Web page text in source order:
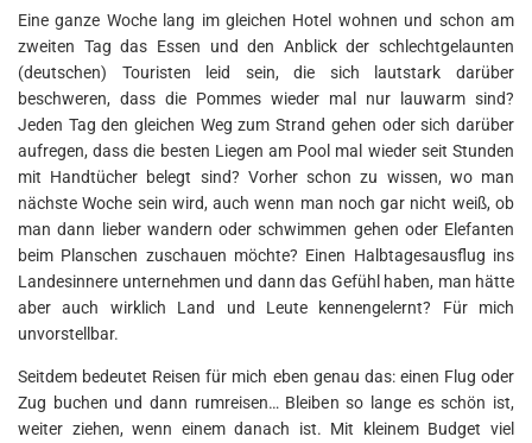
Eine ganze Woche lang im gleichen Hotel wohnen und schon am
zweiten Tag das Essen und den Anblick der schlechtgelaunten
(deutschen) Touristen leid sein, die sich lautstark darüber
beschweren, dass die Pommes wieder mal nur lauwarm sind?
Jeden Tag den gleichen Weg zum Strand gehen oder sich darüber
aufregen, dass die besten Liegen am Pool mal wieder seit Stunden
mit Handtücher belegt sind? Vorher schon zu wissen, wo man
nächste Woche sein wird, auch wenn man noch gar nicht weiß, ob
man dann lieber wandern oder schwimmen gehen oder Elefanten
beim Planschen zuschauen möchte? Einen Halbtagesausflug ins
Landesinnere unternehmen und dann das Gefühl haben, man hätte
aber auch wirklich Land und Leute kennengelernt? Für mich
unvorstellbar.
Seitdem bedeutet Reisen für mich eben genau das: einen Flug oder
Zug buchen und dann rumreisen… Bleiben so lange es schön ist,
weiter ziehen, wenn einem danach ist. Mit kleinem Budget viel